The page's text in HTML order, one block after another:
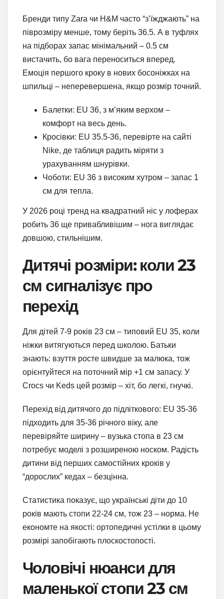
Бренди типу Zara чи H&M часто “з’їжджають” на
піврозміру менше, тому беріть 36.5. А в туфлях
на підборах запас мінімальний – 0.5 см
вистачить, бо вага переноситься вперед.
Емоція першого кроку в нових босоніжках на
шпильці – неперевершена, якщо розмір точний.
Балетки: EU 36, з м’яким верхом –
комфорт на весь день.
Кросівки: EU 35.5-36, перевірте на сайті
Nike, де таблиця радить міряти з
урахуванням шнурівки.
Чоботи: EU 36 з високим хутром – запас 1
см для тепла.
У 2026 році тренд на квадратний ніс у лоферах
робить 36 ще привабливішим – нога виглядає
довшою, стильнішим.
Дитячі розміри: коли 23
см сигналізує про
перехід
Для дітей 7-9 років 23 см – типовий EU 35, коли
ніжки витягуються перед школою. Батьки
знають: взуття росте швидше за малюка, тож
орієнтуйтеся на поточний мір +1 см запасу. У
Crocs чи Keds цей розмір – хіт, бо легкі, гнучкі.
Перехід від дитячого до підліткового: EU 35-36
підходить для 35-36 річного віку, але
перевіряйте ширину – вузька стопа в 23 см
потребує моделі з розширеною носком. Радість
дитини від перших самостійних кроків у
“дорослих” кедах – безцінна.
Статистика показує, що українські діти до 10
років мають стопи 22-24 см, тож 23 – норма. Не
економте на якості: ортопедичні устілки в цьому
розмірі запобігають плоскостопості.
Чоловічі нюанси для
маленької стопи 23 см